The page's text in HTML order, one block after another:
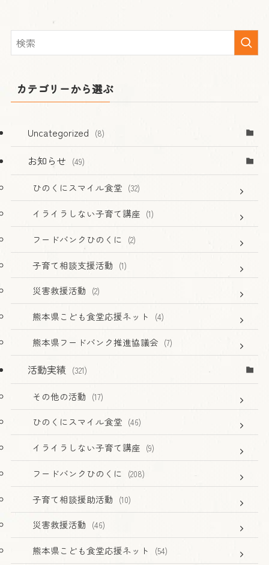
カテゴリーから選ぶ
Uncategorized (8)
お知らせ (49)
ひのくにスマイル食堂 (32)
イライラしない子育て講座 (1)
フードバンクひのくに (2)
子育て相談支援活動 (1)
災害救援活動 (2)
熊本県こども食堂応援ネット (4)
熊本県フードバンク推進協議会 (7)
活動実績 (321)
その他の活動 (17)
ひのくにスマイル食堂 (46)
イライラしない子育て講座 (9)
フードバンクひのくに (208)
子育て相談援助活動 (10)
災害救援活動 (46)
熊本県こども食堂応援ネット (54)